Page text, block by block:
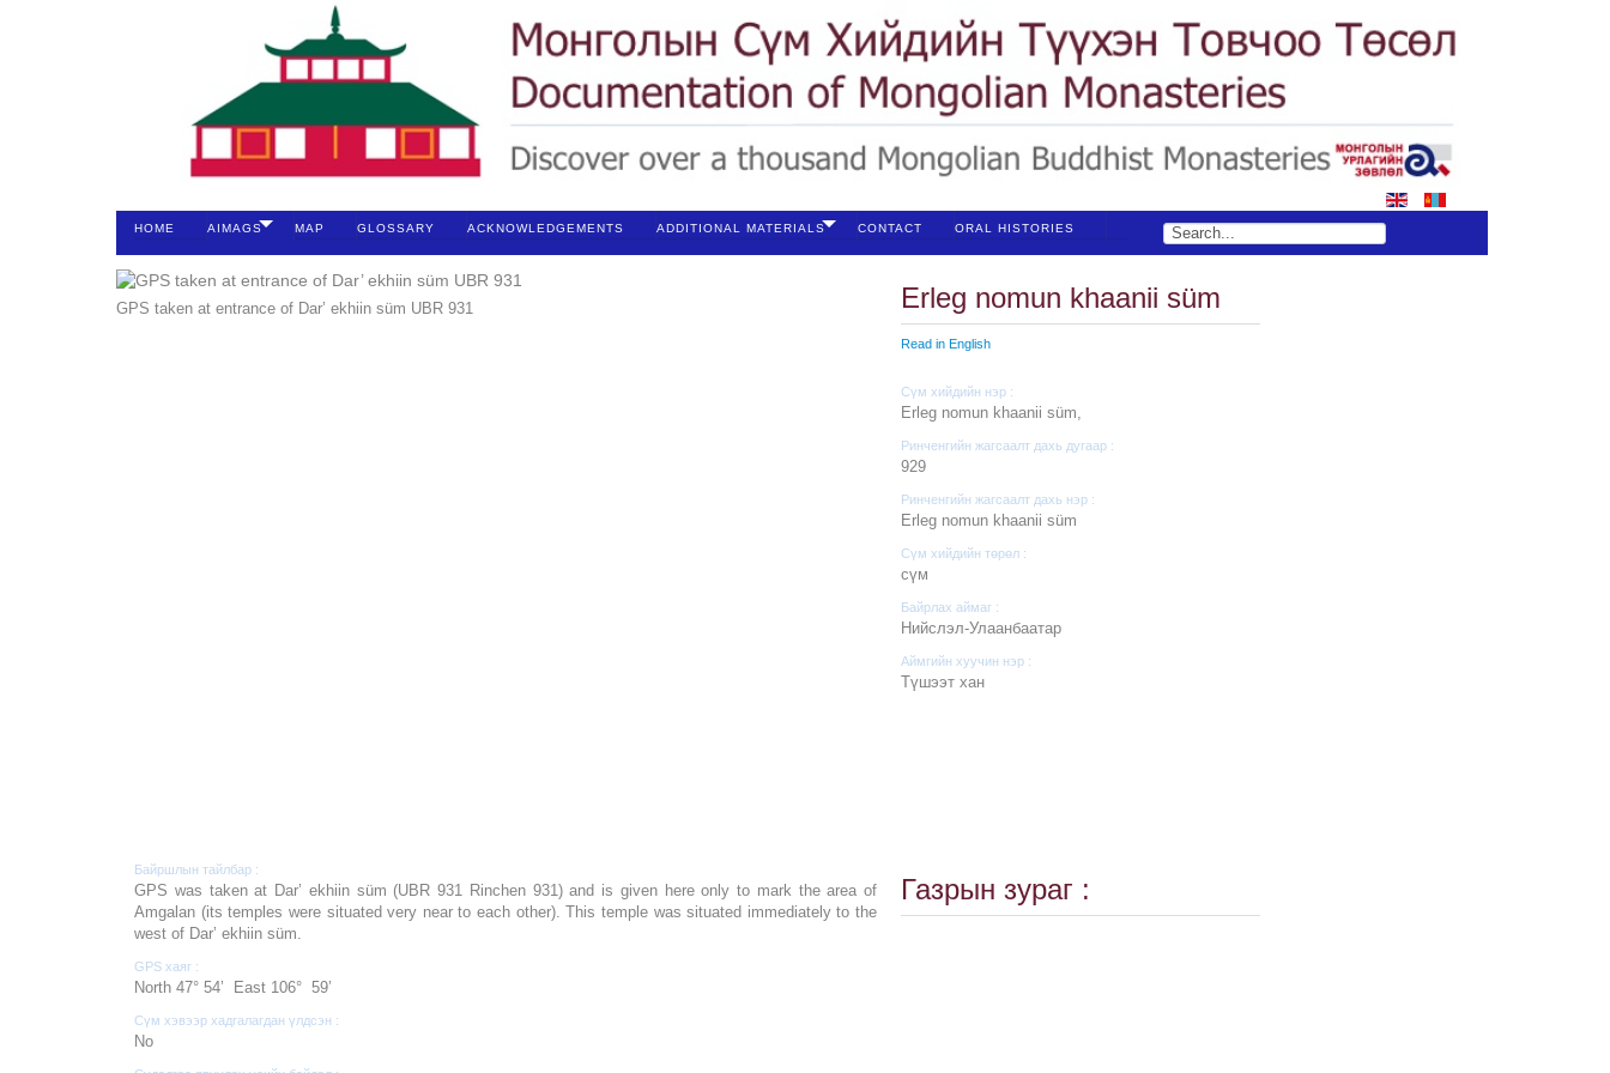
HOME AIMAGS MAP GLOSSARY ACKNOWLEDGEMENTS ADDITIONAL MATERIALS CONTACT ORAL HISTORIES
GPS taken at entrance of Dar’ ekhiin süm UBR 931 Erleg nomun khaanii süm
Read in English
Сүм хийдийн нэр :
Erleg nomun khaanii süm,
Ринченгийн жагсаалт дахь дугаар :
929
Ринченгийн жагсаалт дахь нэр :
Erleg nomun khaanii süm
Сүм хийдийн төрөл :
cүм
Байрлах аймаг :
Нийслэл-Улаанбаатар
Аймгийн хуучин нэр :
Түшээт хан
Байршлын тайлбар :
GPS was taken at Dar’ ekhiin süm (UBR 931 Rinchen 931) and is given here only to mark the area of
Amgalan (its temples were situated very near to each other). This temple was situated immediately to the
west of Dar’ ekhiin süm.
GPS хаяг :
North 47° 54’ East 106° 59’
Сүм хэвээр хадгалагдан үлдсэн :
No
Газрын зураг :